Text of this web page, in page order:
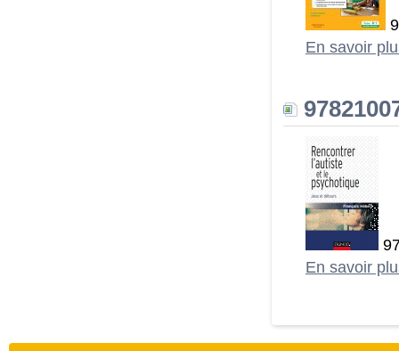
En savoir
En savoir